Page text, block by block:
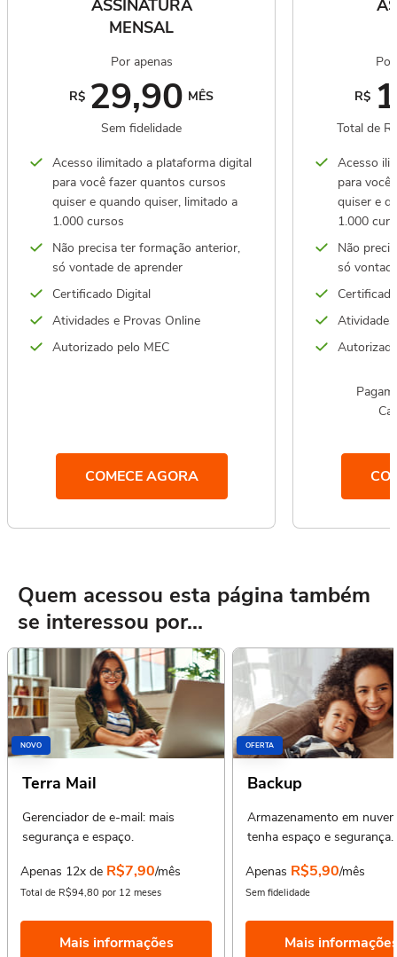
ASSINATURA
MENSAL
Por apenas
R$ 29,90 MÊS
Sem fidelidade
Acesso ilimitado a plataforma digital
para você fazer quantos cursos
quiser e quando quiser, limitado a
1.000 cursos
Não precisa ter formação anterior,
só vontade de aprender
Certificado Digital
Atividades e Provas Online
Autorizado pelo MEC
COMECE AGORA
R$
Total de
Acesso
para você
quiser e
1.000
Não
só
Quem acessou esta página também
se interessou por...
NOVO
Terra Mail
Gerenciador de e-mail: mais
segurança e espaço.
Apenas 12x de R$7,90/mês
Total de R$94,80 por 12 meses
Mais informações
OFERTA
Backup
Armazenamento em
tenha espaço e segurança.
Apenas R$5,90/mês
Sem fidelidade
Mais